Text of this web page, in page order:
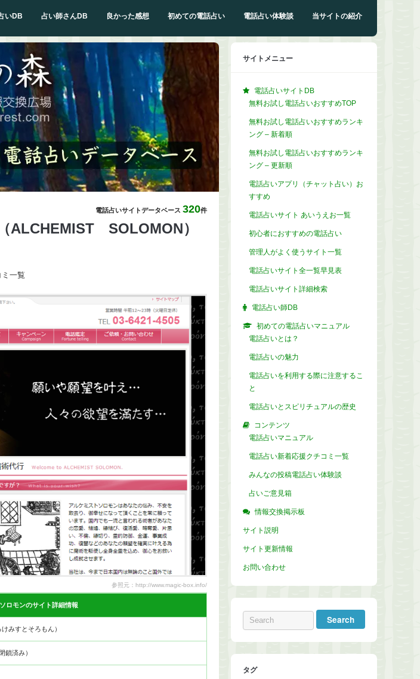
いDB 占い師さんDB 良かった感想 初めての電話占い 電話占い体験談 当サイトの紹介
電話占いサイトデータベース 320件
ALCHEMIST SOLOMON）
一覧
参照元：http://www.magic-box.info/
ロモンのサイト詳細情報
みすとそろもん）
鎖済み）
サイトメニュー
電話占いサイトDB
無料お試し電話占いおすすめTOP
無料お試し電話占いおすすめランキ
ング – 新着順
無料お試し電話占いおすすめランキ
ング – 更新順
電話占いアプリ（チャット占い）お
すすめ
電話占いサイト あいうえお一覧
初心者におすすめの電話占い
管理人がよく使うサイト一覧
電話占いサイト全一覧早見表
電話占いサイト詳細検索
電話占い師DB
初めての電話占いマニュアル
電話占いとは？
電話占いの魅力
電話占いを利用する際に注意するこ
と
電話占いとスピリチュアルの歴史
コンテンツ
電話占いマニュアル
電話占い新着応援クチコミ一覧
みんなの投稿電話占い体験談
占いご意見箱
情報交換掲示板
サイト説明
サイト更新情報
お問い合わせ
タグ